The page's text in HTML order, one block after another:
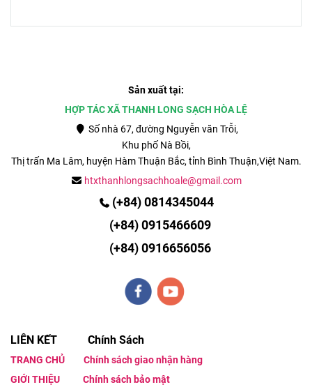
Sản xuất tại:
HỢP TÁC XÃ THANH LONG SẠCH HÒA LỆ
Số nhà 67, đường Nguyễn văn Trỗi,
Khu phố Nà Bồi,
Thị trấn Ma Lâm, huyện Hàm Thuận Bắc, tỉnh Bình Thuận,Việt Nam.
htxthanhlongsachhoale@gmail.com
(+84) 0814345044
(+84)0915466609
(+84)0916656056
LIÊN KẾT Chính Sách
TRANG CHỦ
Chính sách giao nhận hàng
GIỚI THIỆU
Chính sách bảo mật